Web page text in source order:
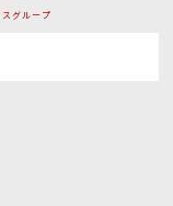
グループ